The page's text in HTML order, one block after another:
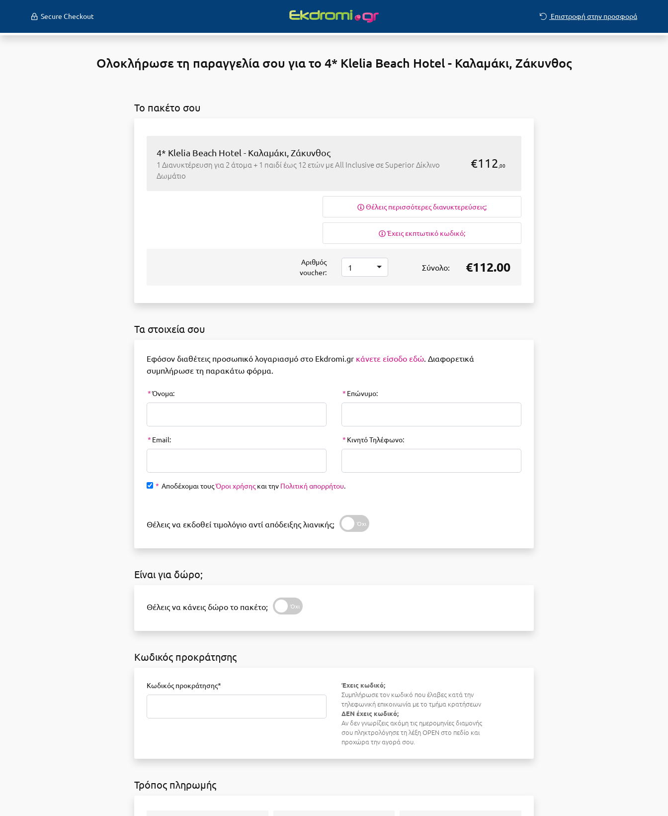
Secure Checkout Επιστροφή στην προσφορά
Ολοκλήρωσε τη παραγγελία σου για το 4* Klelia Beach Hotel - Καλαμάκι, Ζάκυνθος
To πακέτο σου
4* Klelia Beach Hotel - Καλαμάκι, Ζάκυνθος
1 Διανυκτέρευση για 2 άτομα + 1 παιδί έως 12 ετών με All Inclusive σε Superior Δίκλινο
Δωμάτιο
€112,00
Θέλεις περισσότερες διανυκτερεύσεις;
Έχεις εκπτωτικό κωδικό;
Αριθμός
voucher:
1 Σύνολο: €112.00
Τα στοιχεία σου
Εφόσον διαθέτεις προσωπικό λογαριασμό στο Ekdromi.gr κάνετε είσοδο εδώ . Διαφορετικά
συμπλήρωσε τη παρακάτω φόρμα.
*Όνομα: * Επώνυμο:
* Email: * Κινητό Τηλέφωνο:
* Αποδέχομαι τουςΌροι χρήσης και την Πολιτική απορρήτου.
Θέλεις να εκδοθεί τιμολόγιο αντί απόδειξης λιανικής;
Είναι για δώρο;
Θέλεις να κάνεις δώρο το πακέτο;
Κωδικός προκράτησης
Κωδικός προκράτησης* Έχεις κωδικό;
Συμπλήρωσε τον κωδικό που έλαβες κατά την
τηλεφωνική επικοινωνία με το τμήμα κρατήσεων
ΔΕΝ έχεις κωδικό;
Αν δεν γνωρίζεις ακόμη τις ημερομηνίες διαμονής
σου πληκτρολόγησε τη λέξη OPEN στο πεδίο και
προχώρα την αγορά σου.
Τρόπος πληρωμής